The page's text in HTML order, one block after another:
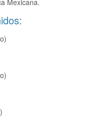
Mexicana.